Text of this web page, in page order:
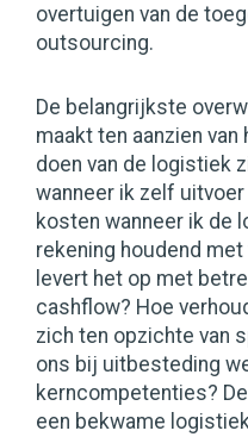
overtuigen van de
outsourcing.
De belangrijkste
maakt ten aanzien
doen van de logistiek
wanneer ik zelf
kosten wanneer ik de
rekening houdend
levert het op met
cashflow? Hoe
zich ten opzichte van
ons bij uitbesteding
kerncompetenties?
een bekwame